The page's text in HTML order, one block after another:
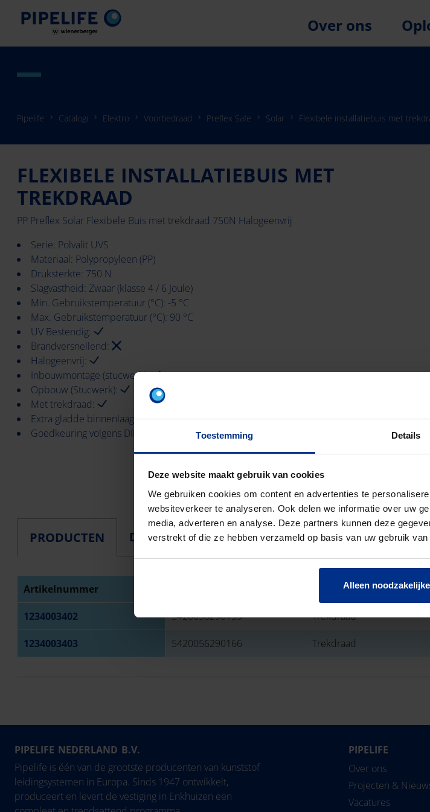
Toestemming Details
Deze website maakt gebruik van cookies
We gebruiken cookies om content en advertenties te
websiteverkeer te analyseren. Ook delen we informatie over uw
media, adverteren en analyse. Deze partners kunnen deze
verstrekt of die ze hebben verzameld op basis van uw gebruik
Alleen
Over ons
Pipelife Catalogi Elektro Voorbedraad Preflex Safe Solar Flexibele installatiebuis met
FLEXIBELE INSTALLATIEBUIS MET
TREKDRAAD
PP Preflex Solar Flexibele Buis met trekdraad 750N Halogeenvrij
Serie: Polvalit UVS
Materiaal: Polypropyleen (PP)
Druksterkte: 750 N
Slagvastheid: Zwaar (klasse 4 / 6 Joule)
Min. Gebruikstemperatuur (°C): -5 °C
Max. Gebruikstemperatuur (°C): 90 °C
UV Bestendig:
Brandversnellend:
Halogeenvrij:
Inbouwmontage (stucwerk):
Opbouw (Stucwerk):
Met trekdraad:
Extra gladde binnenlaag (LF):
Goedkeuring volgens DIN EN 61386-23:
PRODUCTEN DOWNLOADS
Artikelnummer Type draden/kabel
1234003402 5420056290159 Trekdraad
1234003403 5420056290166 Trekdraad
PIPELIFE NEDERLAND B.V.
Pipelife is één van de grootste producenten van kunststof
leidingsystemen in Europa. Sinds 1947 ontwikkelt,
produceert en levert de vestiging in Enkhuizen een
PIPELIFE
Over ons
Projecten &
Vacatures